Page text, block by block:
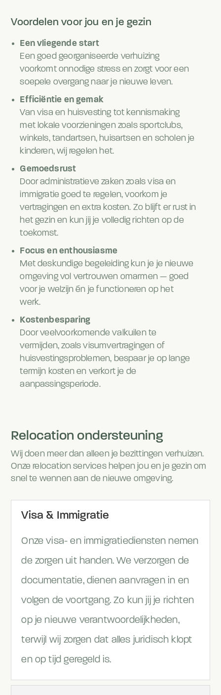
Voordelen voor jou en je gezin
Een vliegende start
Een goed georganiseerde verhuizing
voorkomt onnodige stress en zorgt voor een
soepele overgang naar je nieuwe leven.
Efficiëntie en gemak
Van visa en huisvesting tot kennismaking
met lokale voorzieningen zoals sportclubs,
winkels, tandartsen, huisartsen en scholen je
kinderen, wij regelen het.
Gemoedsrust
Door administratieve zaken zoals visa en
immigratie goed te regelen, voorkom je
vertragingen en extra kosten. Zo blijft er rust in
het gezin en kun jij je volledig richten op de
toekomst.
Focus en enthousiasme
Met deskundige begeleiding kun je je nieuwe
omgeving vol vertrouwen omarmen — goed
voor je welzijn én je functioneren op het
werk.
Kostenbesparing
Door veelvoorkomende valkuilen te
vermijden, zoals visumvertragingen of
huisvestingsproblemen, bespaar je op lange
termijn kosten en verkort je de
aanpassingsperiode.
Relocation ondersteuning
Wij doen meer dan alleen je bezittingen verhuizen.
Onze relocation services helpen jou en je gezin om
snel te wennen aan de nieuwe omgeving.
Visa & Immigratie
Onze visa- en immigratiediensten nemen
de zorgen uit handen. We verzorgen de
documentatie, dienen aanvragen in en
volgen de voortgang. Zo kun jij je richten
op je nieuwe verantwoordelijkheden,
terwijl wij zorgen dat alles juridisch klopt
en op tijd geregeld is.